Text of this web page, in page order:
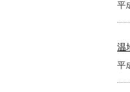
平
温
平